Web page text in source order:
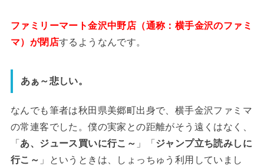
ファミリーマート金沢中野店（通称：横手金沢のファミ
マ）が閉店するようなんです。
あぁ～悲しい。
なんでも筆者は秋田県美郷町出身で、横手金沢ファミマ
の常連客でした。僕の実家との距離がそう遠くはなく、
「 あ、ジュース買いに行こ～ 」「 ジャンプ立ち読みしに
行こ～ 」というときは、しょっちゅう利用していまし